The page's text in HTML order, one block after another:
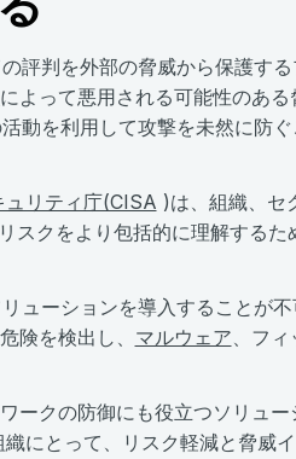
評判を外部の脅威から保護す
によって悪用される可能性のある
動を利用して攻撃を未然に防
リティ庁(CISA )は、組織、セ
クをより包括的に理解するた
ューションを導入することが
険を検出し、 マルウェア、フ
ークの防御にも役立つソリュ
にとって、リスク軽減と脅威